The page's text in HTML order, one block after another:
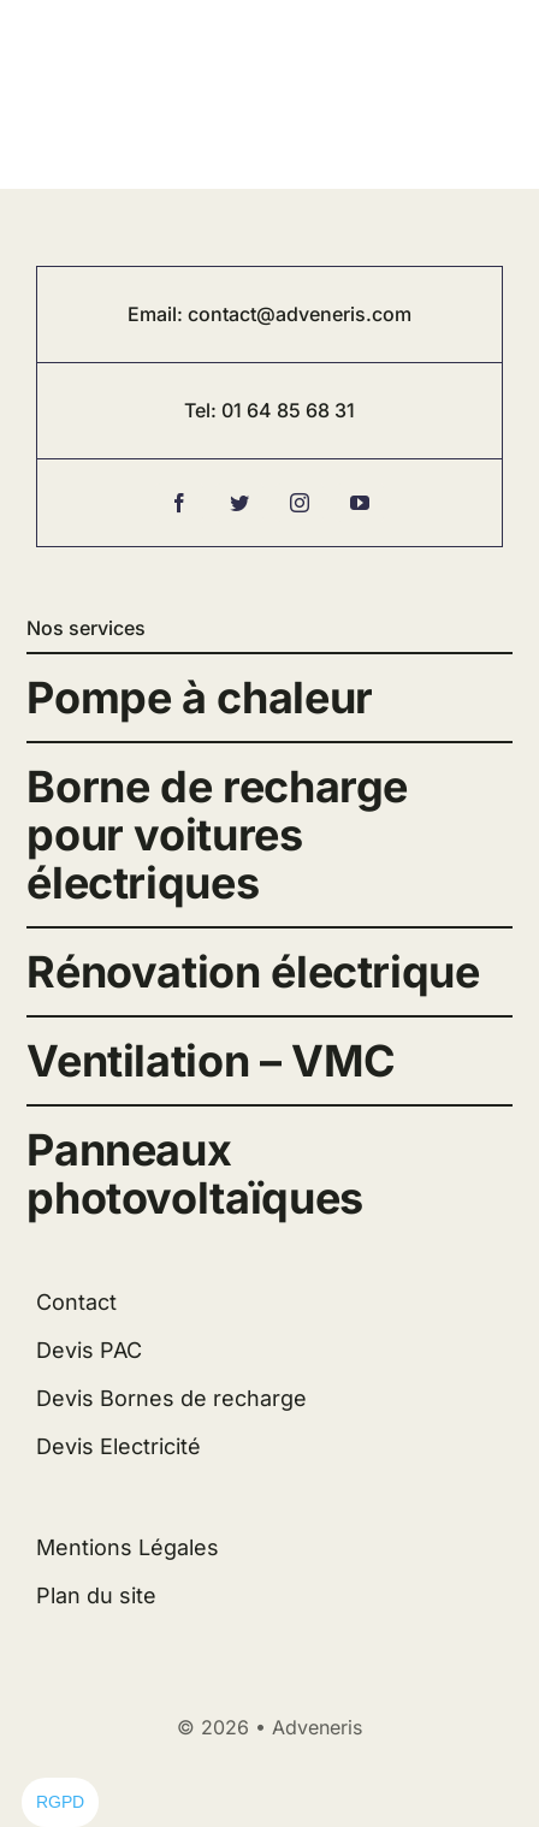
Email: contact@adveneris.com
Tel: 01 64 85 68 31
Nos services
Pompe à chaleur
Borne de recharge
pour voitures
électriques
Rénovation électrique
Ventilation – VMC
Panneaux
photovoltaïques
Contact
Devis PAC
Devis Bornes de recharge
Devis Electricité
Mentions Légales
Plan du site
© 2026 • Adveneris